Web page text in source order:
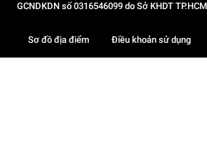
GCNDKDN số 0316546099 do Sở KHDT
Sơ đồ địa điểm Điều khoản sử dụng